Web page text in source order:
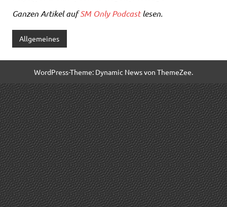
Ganzen Artikel aufSM Only Podcastlesen.
Allgemeines
WordPress-Theme: Dynamic News von ThemeZee.